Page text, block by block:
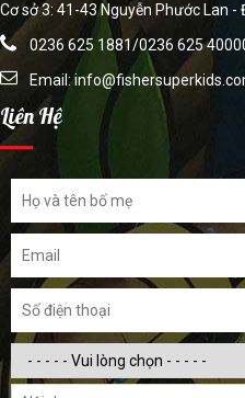
Cơ sở 3: 41-43 Nguyễn Phước Lan -
0236 625 1881/0236 625
Email:
Liên Hệ